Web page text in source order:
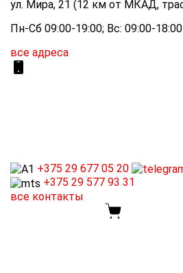
ул. Мира, 21 (12 км от МКАД,
Пн-Сб 09:00-19:00; Вс: 09:00-18:00
все адреса
+375 29 677 05 20
+375 29 577 93 31
все контакты